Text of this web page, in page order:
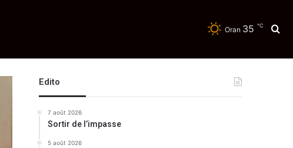
Oran 35 ℃
Edito
7 août 2026
Sortir de l’impasse
5 août 2026